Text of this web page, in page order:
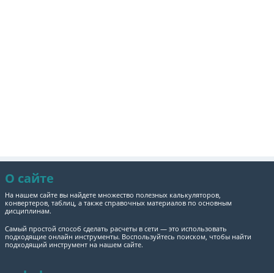
О сайте
На нашем сайте вы найдете множество полезных калькуляторов,
конвертеров, таблиц, а также справочных материалов по основным
дисциплинам.
Самый простой способ сделать расчеты в сети — это использовать
подходящие онлайн инструменты. Воспользуйтесь поиском, чтобы найти
подходящий инструмент на нашем сайте.